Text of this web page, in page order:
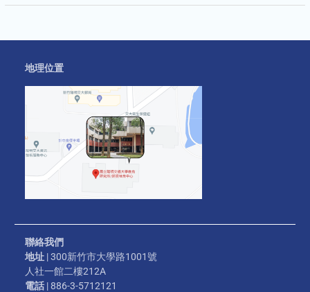
地理位置
聯絡我們
地址 | 300新竹市大學路1001號
人社一館二樓212A
電話 | 886-3-5712121